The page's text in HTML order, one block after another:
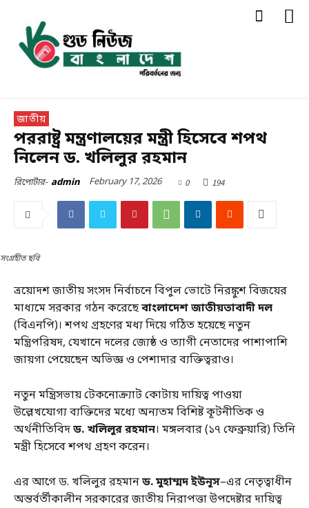
জাতীয়
পররাষ্ট্র মন্ত্রণালয়ের মন্ত্রী হিসেবে শপথ
নিলেন ড. খলিলুর রহমান
রিপোর্টার- admin February 17, 2026 0 194
সংগ্রহীত ছবি
ত্রয়োদশ জাতীয় সংসদ নির্বাচনে বিপুল ভোটে নিরঙ্কুশ বিজয়ের
মাধ্যমে সরকার গঠন করেছেবাংলাদেশ জাতীয়তাবাদী দল
(বিএনপি)। শপথ গ্রহণের মধ্য দিয়ে গঠিত হয়েছে নতুন
মন্ত্রিপরিষদ, যেখানে দলের জ্যেষ্ঠ ও ত্যাগী নেতাদের পাশাপাশি
জায়গা পেয়েছেন অভিজ্ঞ ও পেশাদার ব্যক্তিত্বরাও।
নতুন মন্ত্রিসভায় টেকনোক্র্যাট কোটায় দায়িত্ব পাওয়া
উল্লেখযোগ্য ব্যক্তিদের মধ্যে অন্যতম বিশিষ্ট কূটনীতিক ও
অর্থনীতিবিদড. খলিলুর রহমান। মঙ্গলবার (১৭ ফেব্রুয়ারি) তিনি
মন্ত্রী হিসেবে শপথ গ্রহণ করেন।
এর আগে ড. খলিলুর রহমানড. মুহাম্মদ ইউনূস–এর নেতৃত্বাধীন
অন্তর্বর্তীকালীন সরকারের জাতীয় নিরাপত্তা উপদেষ্টার দায়িত্ব